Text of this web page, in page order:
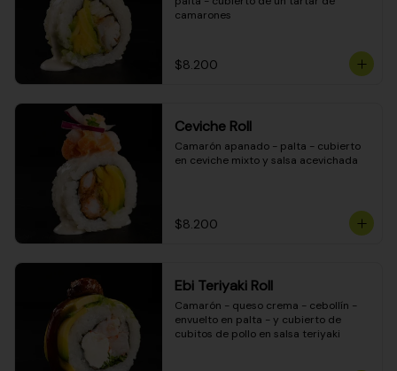
camarones
$8.200
Ceviche Roll
Camarón apanado - palta - cubierto
en ceviche mixto y salsa acevichada
$8.200
Ebi Teriyaki Roll
Camarón - queso crema - cebollín -
envuelto en palta - y cubierto de
cubitos de pollo en salsa teriyaki